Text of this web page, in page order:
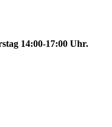
14:00-17:00 Uhr.